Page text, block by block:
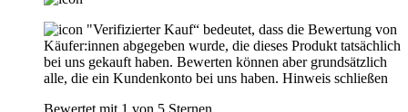
"Verifizierter Kauf“ bedeutet, dass die Bewertung von
Käufer:innen abgegeben wurde, die dieses Produkt tatsächlich
bei uns gekauft haben. Bewerten können aber grundsätzlich
alle, die ein Kundenkonto bei uns haben. Hinweis schließen
Bewertet mit 1 von 5 Sternen.